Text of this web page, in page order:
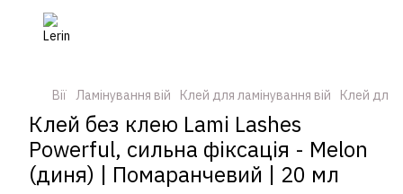
Вії Ламінування вій Клей для ламінування вій Клей для
Клей без клею Lami Lashes
Powerful, сильна фіксація - Melon
(диня) | Помаранчевий | 20 мл